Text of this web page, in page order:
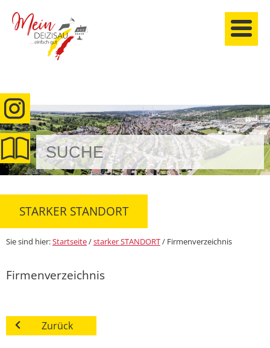
anmelden
STARKER STANDORT
Sie sind hier:Startseite/starker STANDORT/ Firmenverzeichnis
Firmenverzeichnis
Zurück